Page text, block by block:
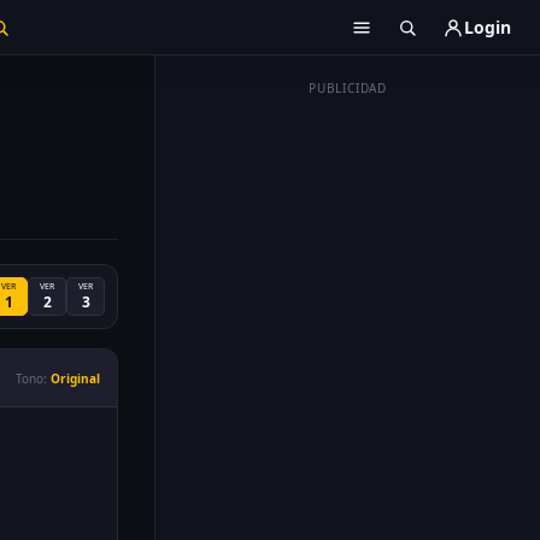
Login
PUBLICIDAD
VER
1
VER
2
VER
3
Tono: Original